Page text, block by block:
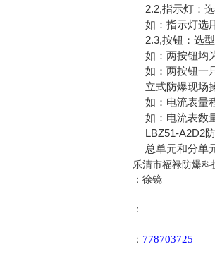
2.2,指示灯：选
如：指示灯选用
2.3,按钮：选型
如：两按钮均为
如：两按钮一只
立式防爆现场操
如：电流表量程
如：电流表数量
LBZ51-A2D2防
总单元和分单元
乐清市福禄防爆科
：徐镜
：
： 778703725